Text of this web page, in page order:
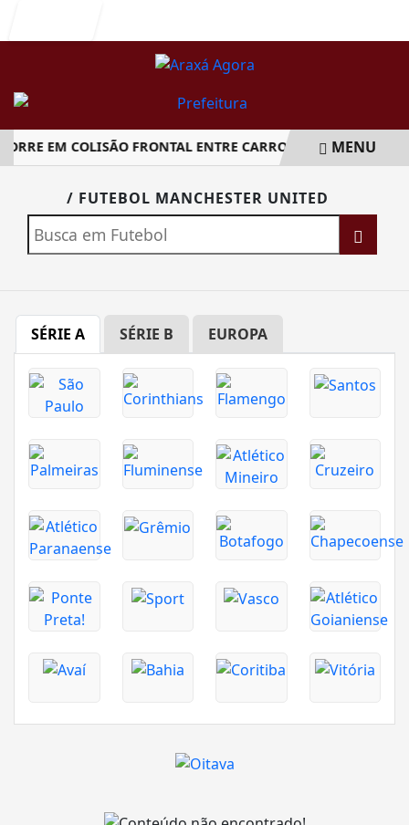
EM COLISÃO FRONTAL ENTRE CARRO E CAMINHÃO NA
MENU
/ FUTEBOL MANCHESTER UNITED
SÉRIE A SÉRIE B EUROPA